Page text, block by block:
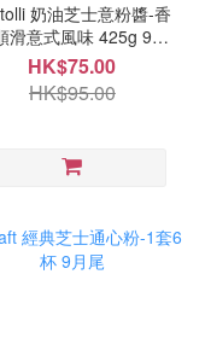
奶油芝士意粉醬-香
滑意式風味 425g 9月
尾
HK$75.00
HK$95.00